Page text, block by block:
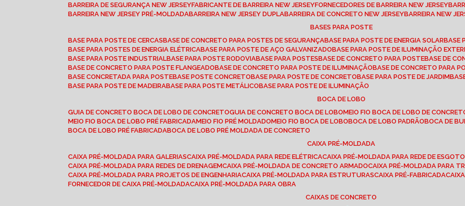
BARREIRA DE SEGURANÇA NEW JERSEY FABRICANTE DE BARREIRA NEW JERSEY FORNECEDORES DE BARREIRA NEW JERSEY
BARREIRA NEW JERSEY PRÉ-MOLDADA BARREIRA NEW JERSEY DUPLA BARREIRA DE CONCRETO NEW JERSEY BARREIRA NEW
BASES PARA POSTE
BASE PARA POSTE DE CERCAS BASE DE CONCRETO PARA POSTES DE SEGURANÇA BASE PARA POSTE DE ENERGIA SOLAR
BASE PARA POSTES DE ENERGIA ELÉTRICA BASE PARA POSTE DE AÇO GALVANIZADO BASE PARA POSTE DE ILUMINAÇÃO
BASE PARA POSTE INDUSTRIAL BASE PARA POSTE RODOVIA BASE PARA POSTES BASE DE CONCRETO PARA POSTE BASE DE
BASE DE CONCRETO PARA POSTE FLANGEADO BASE DE CONCRETO PARA POSTE DE ILUMINAÇÃO BASE DE CONCRETO PARA
BASE CONCRETADA PARA POSTE BASE POSTE CONCRETO BASE PARA POSTE DE CONCRETO BASE PARA POSTE DE JARDIM
BASE PARA POSTE DE MADEIRA BASE PARA POSTE METÁLICO BASE PARA POSTE DE ILUMINAÇÃO
BOCA DE LOBO
GUIA DE CONCRETO BOCA DE LOBO DE CONCRETO
GUIA DE CONCRETO BOCA DE LOBO MEIO FIO BOCA DE LOBO DE
MEIO FIO BOCA DE LOBO PRÉ FABRICADA
MEIO FIO PRÉ MOLDADO MEIO FIO BOCA DE LOBO BOCA DE LOBO PADRÃO BOCA DE
BOCA DE LOBO PRÉ FABRICADA BOCA DE LOBO PRÉ MOLDADA DE CONCRETO
CAIXA PRÉ-MOLDADA
CAIXA PRÉ-MOLDADA PARA GALERIAS CAIXA PRÉ-MOLDADA PARA REDE ELÉTRICA CAIXA PRÉ-MOLDADA PARA REDE DE ESGOTO
CAIXA PRÉ-MOLDADA PARA REDES DE DRENAGEM CAIXA PRÉ-MOLDADA DE CONCRETO ARMADO CAIXA PRÉ-MOLDADA PARA
CAIXA PRÉ-MOLDADA PARA PROJETOS DE ENGENHARIA CAIXA PRÉ-MOLDADA PARA ESTRUTURAS CAIXA PRÉ-FABRICADA
FORNECEDOR DE CAIXA PRÉ-MOLDADA CAIXA PRÉ-MOLDADA PARA OBRA
CAIXAS DE CONCRETO